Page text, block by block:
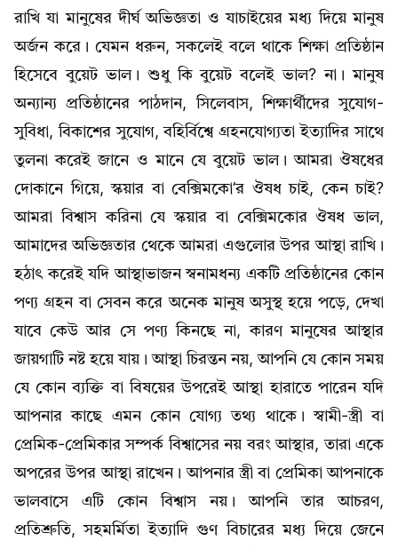
রাখি যা মানুষের দীর্ঘ অভিজ্ঞতা ও যাচাইয়ের মধ্য দিয়ে মানুষ
অর্জন করে। যেমন ধরুন, সকলেই বলে থাকে শিক্ষা প্রতিষ্ঠান
হিসেবে বুয়েট ভাল। শুধু কি বুয়েট বলেই ভাল? না। মানুষ
অন্যান্য প্রতিষ্ঠানের পাঠদান, সিলেবাস, শিক্ষার্থীদের সুযোগ-
সুবিধা, বিকাশের সুযোগ, বহির্বিশ্বে গ্রহনযোগ্যতা ইত্যাদির সাথে
তুলনা করেই জানে ও মানে যে বুয়েট ভাল। আমরা ঔষধের
দোকানে গিয়ে, স্কয়ার বা বেক্সিমকো’র ঔষধ চাই, কেন চাই?
আমরা বিশ্বাস করিনা যে স্কয়ার বা বেক্সিমকোর ঔষধ ভাল,
আমাদের অভিজ্ঞতার থেকে আমরা এগুলোর উপর আস্থা রাখি।
হঠাৎ করেই যদি আস্থাভাজন স্বনামধন্য একটি প্রতিষ্ঠানের কোন
পণ্য গ্রহন বা সেবন করে অনেক মানুষ অসুস্থ হয়ে পড়ে, দেখা
যাবে কেউ আর সে পণ্য কিনছে না, কারণ মানুষের আস্থার
জায়গাটি নষ্ট হয়ে যায়। আস্থা চিরন্তন নয়, আপনি যে কোন সময়
যে কোন ব্যক্তি বা বিষয়ের উপরেই আস্থা হারাতে পারেন যদি
আপনার কাছে এমন কোন যোগ্য তথ্য থাকে। স্বামী-স্ত্রী বা
প্রেমিক-প্রেমিকার সম্পর্ক বিশ্বাসের নয় বরং আস্থার, তারা একে
অপরের উপর আস্থা রাখেন। আপনার স্ত্রী বা প্রেমিকা আপনাকে
ভালবাসে এটি কোন বিশ্বাস নয়। আপনি তার আচরণ,
প্রতিশ্রুতি, সহমর্মিতা ইত্যাদি গুণ বিচারের মধ্য দিয়ে জেনে